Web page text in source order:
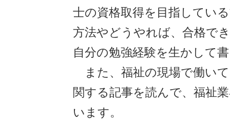
士の資格取得を目指してい
方法やどうやれば、合格で
自分の勉強経験を生かして
また、福祉の現場で働い
関する記事を読んで、福祉
います。